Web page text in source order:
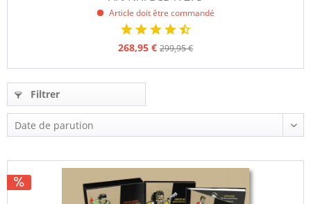
Article doit être commandé
268,95 € 299,95 €
Filtrer